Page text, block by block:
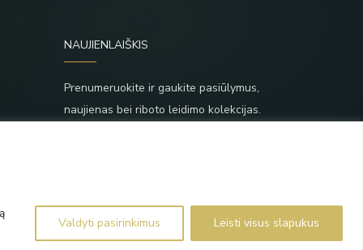
Valdyti pasirinkimus Leisti visus slapukus
NAUJIENLAIŠKIS
Prenumeruokite ir gaukite pasiūlymus,
naujienas bei riboto leidimo kolekcijas.